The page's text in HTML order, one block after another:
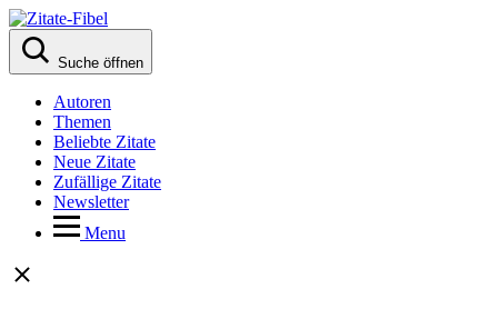
Suche öffnen
Autoren
Themen
Beliebte Zitate
Neue Zitate
Zufällige Zitate
Newsletter
Menu